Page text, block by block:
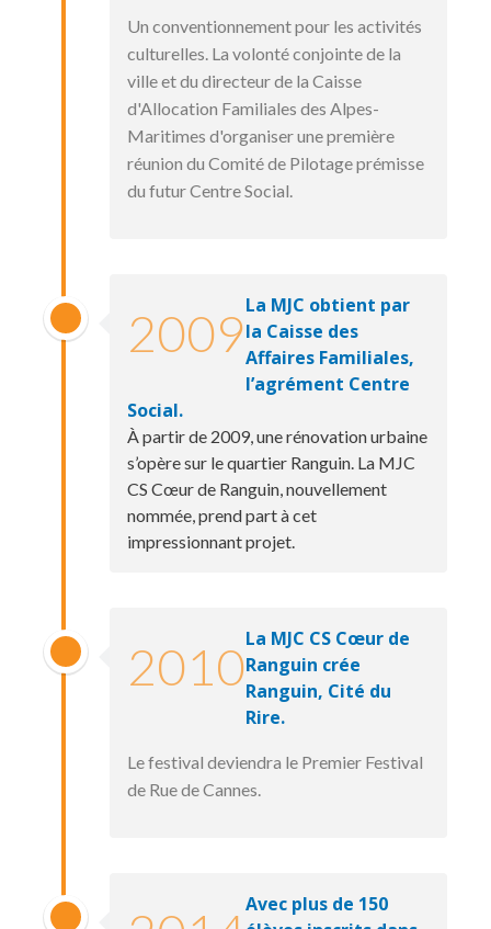
Un conventionnement pour les activités
culturelles. La volonté conjointe de la
ville et du directeur de la Caisse
d'Allocation Familiales des Alpes-
Maritimes d'organiser une première
réunion du Comité de Pilotage prémisse
du futur Centre Social.
2009La MJC obtient par
la Caisse des
Affaires Familiales,
l’agrément Centre
Social.
À partir de 2009, une rénovation urbaine
s’opère sur le quartier Ranguin. La MJC
CS Cœur de Ranguin, nouvellement
nommée, prend part à cet
impressionnant projet.
2010La MJC CS Cœur de
Ranguin crée
Ranguin, Cité du
Rire.
Le festival deviendra le Premier Festival
de Rue de Cannes.
Avec plus de 150